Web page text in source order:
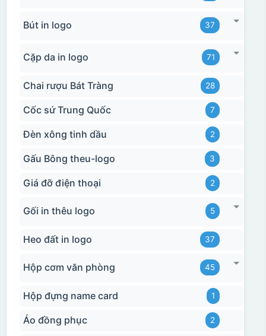
Bút in logo 37
Cặp da in logo 71
Chai rượu Bát Tràng 28
Cốc sứ Trung Quốc 7
Đèn xông tinh dầu 2
Gấu Bông theu-logo 3
Giá đỡ điện thoại 2
Gối in thêu logo 5
Heo đất in logo 37
Hộp cơm văn phòng 45
Hộp đựng name card 1
Áo đồng phục 2